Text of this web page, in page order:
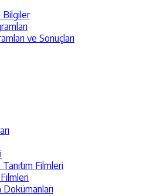
Bilgiler
ve Sonuçları
Filmleri